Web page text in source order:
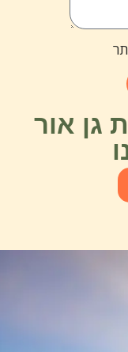
גן אור